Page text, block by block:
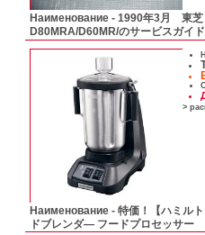
Наименование - 1990年3月 東
D80MRA/D60MR/のサービスガイド
>
Наименование - 特価！【ハミル
ドブレンダ― フードプロセッサー